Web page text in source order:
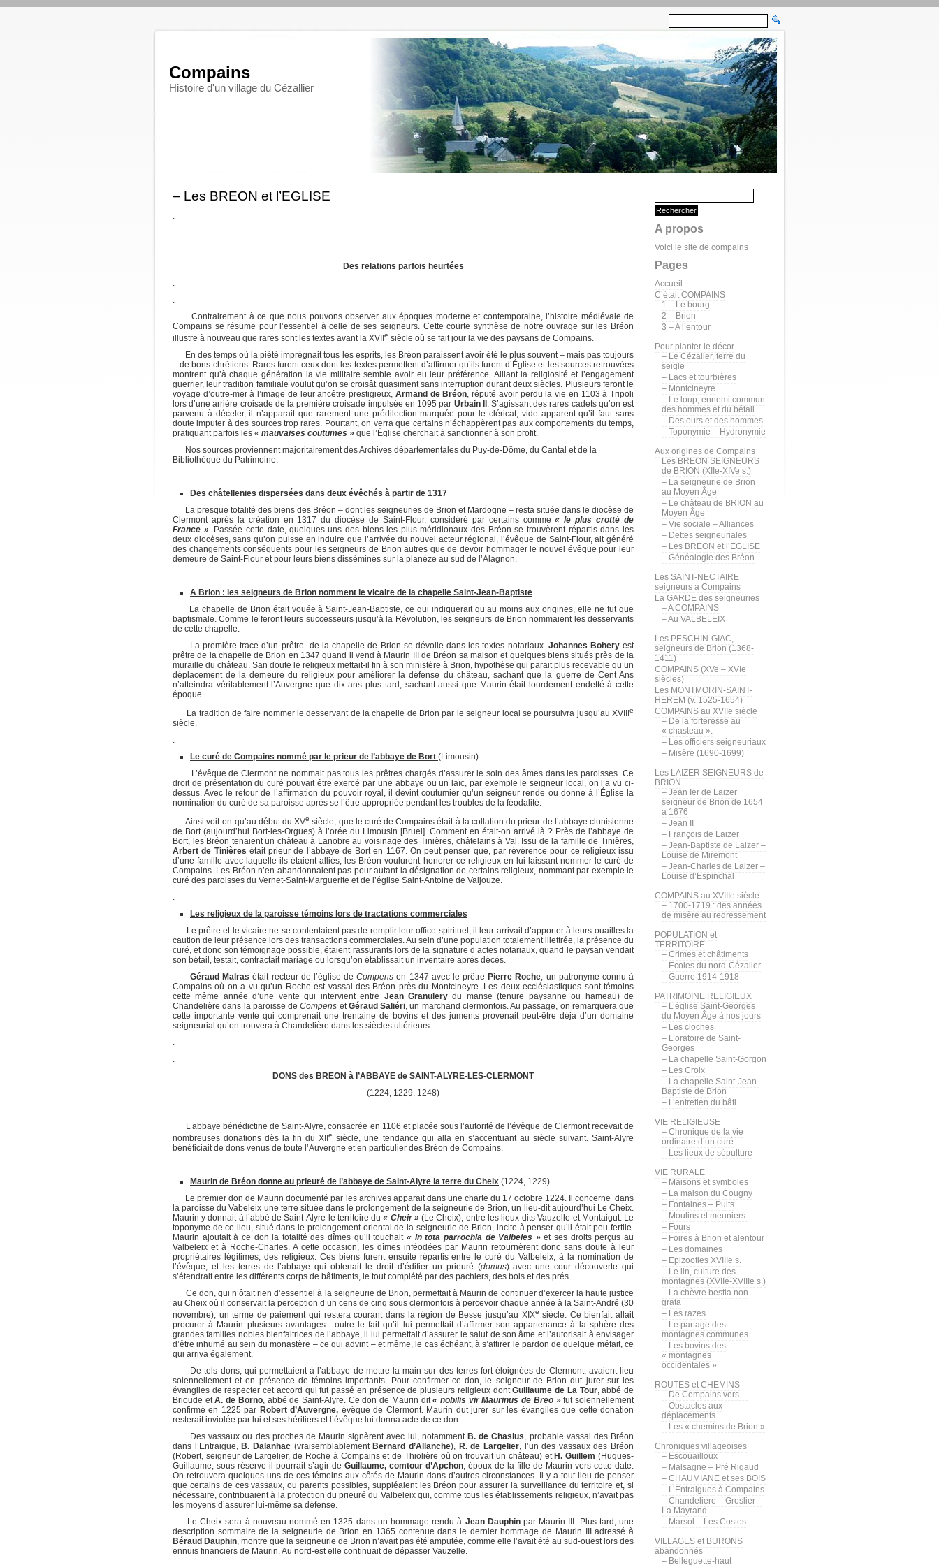
Compains
Histoire d'un village du Cézallier
A propos
Voici le site de compains
Pages
Accueil
C’était COMPAINS
1 – Le bourg
2 – Brion
3 – A l’entour
Pour planter le décor
– Le Cézalier, terre du
seigle
– Lacs et tourbières
– Montcineyre
– Le loup, ennemi commun
des hommes et du bétail
– Des ours et des hommes
– Toponymie – Hydronymie
Aux origines de Compains
Les BREON SEIGNEURS
de BRION (XIIe-XIVe s.)
– La seigneurie de Brion
au Moyen Âge
– Le château de BRION au
Moyen Âge
– Vie sociale – Alliances
– Dettes seigneuriales
– Les BREON et l’EGLISE
– Généalogie des Bréon
Les SAINT-NECTAIRE
seigneurs à Compains
La GARDE des seigneuries
– A COMPAINS
– Au VALBELEIX
Les PESCHIN-GIAC,
seigneurs de Brion (1368-
1411)
COMPAINS (XVe – XVIe
siècles)
Les MONTMORIN-SAINT-
HEREM (v. 1525-1654)
COMPAINS au XVIIe siècle
– De la forteresse au
« chasteau ».
– Les officiers seigneuriaux
– Misère (1690-1699)
Les LAIZER SEIGNEURS de
BRION
– Jean Ier de Laizer
seigneur de Brion de 1654
à 1676
– Jean II
– François de Laizer
– Jean-Baptiste de Laizer –
Louise de Miremont
– Jean-Charles de Laizer –
Louise d’Espinchal
COMPAINS au XVIIIe siècle
– 1700-1719 : des années
de misère au redressement
POPULATION et
TERRITOIRE
– Crimes et châtiments
– Ecoles du nord-Cézalier
– Guerre 1914-1918
PATRIMOINE RELIGIEUX
– L’église Saint-Georges
du Moyen Âge à nos jours
– Les cloches
– L’oratoire de Saint-
Georges
– La chapelle Saint-Gorgon
– Les Croix
– La chapelle Saint-Jean-
Baptiste de Brion
– L’entretien du bâti
VIE RELIGIEUSE
– Chronique de la vie
ordinaire d’un curé
– Les lieux de sépulture
VIE RURALE
– Maisons et symboles
– La maison du Cougny
– Fontaines – Puits
– Moulins et meuniers.
– Fours
– Foires à Brion et alentour
– Les domaines
– Epizooties XVIIIe s.
– Le lin, culture des
montagnes (XVIIe-XVIIIe s.)
– La chèvre bestia non
grata
– Les razes
– Le partage des
montagnes communes
– Les bovins des
« montagnes
occidentales »
ROUTES et CHEMINS
– De Compains vers…
– Obstacles aux
déplacements
– Les « chemins de Brion »
Chroniques villageoises
– Escouailloux
– Malsagne – Pré Rigaud
– CHAUMIANE et ses BOIS
– L’Entraigues à Compains
– Chandelière – Groslier –
La Mayrand
– Marsol – Les Costes
VILLAGES et BURONS
abandonnés
– Belleguette-haut
– Les BREON et l’EGLISE
.
.
.
Des relations parfois heurtées
.
.
Contrairement à ce que nous pouvons observer aux époques moderne et contemporaine, l’histoire médiévale de
Compains se résume pour l’essentiel à celle de ses seigneurs. Cette courte synthèse de notre ouvrage sur les Bréon
illustre à nouveau que rares sont les textes avant la XVII e siècle où se fait jour la vie des paysans de Compains.
En des temps où la piété imprégnait tous les esprits, les Bréon paraissent avoir été le plus souvent – mais pas toujours
– de bons chrétiens. Rares furent ceux dont les textes permettent d’affirmer qu’ils furent d’Église et les sources retrouvées
montrent qu’à chaque génération la vie militaire semble avoir eu leur préférence. Alliant la religiosité et l’engagement
guerrier, leur tradition familiale voulut qu’on se croisât quasiment sans interruption durant deux siècles. Plusieurs feront le
voyage d’outre-mer à l’image de leur ancêtre prestigieux, Armand de Bréon, réputé avoir perdu la vie en 1103 à Tripoli
lors d’une arrière croisade de la première croisade impulsée en 1095 par Urbain II . S’agissant des rares cadets qu’on est
parvenu à déceler, il n’apparait que rarement une prédilection marquée pour le cléricat, vide apparent qu’il faut sans
doute imputer à des sources trop rares. Pourtant, on verra que certains n’échappèrent pas aux comportements du temps,
pratiquant parfois les « mauvaises coutumes » que l’Église cherchait à sanctionner à son profit.
Nos sources proviennent majoritairement des Archives départementales du Puy-de-Dôme, du Cantal et de la
Bibliothèque du Patrimoine.
.
Des châtellenies dispersées dans deux évêchés à partir de 1317
La presque totalité des biens des Bréon – dont les seigneuries de Brion et Mardogne – resta située dans le diocèse de
Clermont après la création en 1317 du diocèse de Saint-Flour, considéré par certains comme « le plus crotté de
France ». Passée cette date, quelques-uns des biens les plus méridionaux des Bréon se trouvèrent répartis dans les
deux diocèses, sans qu’on puisse en induire que l’arrivée du nouvel acteur régional, l’évêque de Saint-Flour, ait généré
des changements conséquents pour les seigneurs de Brion autres que de devoir hommager le nouvel évêque pour leur
demeure de Saint-Flour et pour leurs biens disséminés sur la planèze au sud de l’Alagnon.
.
A Brion : les seigneurs de Brion nomment le vicaire de la chapelle Saint-Jean-Baptiste
La chapelle de Brion était vouée à Saint-Jean-Baptiste, ce qui indiquerait qu’au moins aux origines, elle ne fut que
baptismale. Comme le feront leurs successeurs jusqu’à la Révolution, les seigneurs de Brion nommaient les desservants
de cette chapelle.
La première trace d’un prêtre de la chapelle de Brion se dévoile dans les textes notariaux. Johannes Boheryest
prêtre de la chapelle de Brion en 1347 quand il vend à Maurin III de Bréon sa maison et quelques biens situés près de la
muraille du château. San doute le religieux mettait-il fin à son ministère à Brion, hypothèse qui parait plus recevable qu’un
déplacement de la demeure du religieux pour améliorer la défense du château, sachant que la guerre de Cent Ans
n’atteindra véritablement l’Auvergne que dix ans plus tard, sachant aussi que Maurin était lourdement endetté à cette
époque.
La tradition de faire nommer le desservant de la chapelle de Brion par le seigneur local se poursuivra jusqu’au XVIII
e
siècle.
.
Le curé de Compains nommé par le prieur de l’abbaye de Bort (Limousin)
L’évêque de Clermont ne nommait pas tous les prêtres chargés d’assurer le soin des âmes dans les paroisses. Ce
droit de présentation du curé pouvait être exercé par une abbaye ou un laïc, par exemple le seigneur local, on l’a vu ci-
dessus. Avec le retour de l’affirmation du pouvoir royal, il devint coutumier qu’un seigneur rende ou donne à l’Église la
nomination du curé de sa paroisse après se l’être appropriée pendant les troubles de la féodalité.
Ainsi voit-on qu’au début du XVe siècle, que le curé de Compains était à la collation du prieur de l’abbaye clunisienne
de Bort (aujourd’hui Bort-les-Orgues) à l’orée du Limousin [Bruel]. Comment en était-on arrivé là ? Près de l’abbaye de
Bort, les Bréon tenaient un château à Lanobre au voisinage des Tinières, châtelains à Val. Issu de la famille de Tinières,
Arbert de Tinières était prieur de l’abbaye de Bort en 1167. On peut penser que, par révérence pour ce religieux issu
d’une famille avec laquelle ils étaient alliés, les Bréon voulurent honorer ce religieux en lui laissant nommer le curé de
Compains. Les Bréon n’en abandonnaient pas pour autant la désignation de certains religieux, nommant par exemple le
curé des paroisses du Vernet-Saint-Marguerite et de l’église Saint-Antoine de Valjouze.
.
Les religieux de la paroisse témoins lors de tractations commerciales
Le prêtre et le vicaire ne se contentaient pas de remplir leur office spirituel, il leur arrivait d’apporter à leurs ouailles la
caution de leur présence lors des transactions commerciales. Au sein d’une population totalement illettrée, la présence du
curé, et donc son témoignage possible, étaient rassurants lors de la signature d’actes notariaux, quand le paysan vendait
son bétail, testait, contractait mariage ou lorsqu’on établissait un inventaire après décès.
Géraud Malrasétait recteur de l’église deCompens en 1347 avec le prêtre Pierre Roche, un patronyme connu à
Compains où on a vu qu’un Roche est vassal des Bréon près du Montcineyre. Les deux ecclésiastiques sont témoins
cette même année d’une vente qui intervient entre Jean Granulerydu manse (tenure paysanne ou hameau) de
Chandelière dans la paroisse deCompens etGéraud Saliéri, un marchand clermontois. Au passage, on remarquera que
cette importante vente qui comprenait une trentaine de bovins et des juments provenait peut-être déjà d’un domaine
seigneurial qu’on trouvera à Chandelière dans les siècles ultérieurs.
.
.
DONS des BREON à l’ABBAYE de SAINT-ALYRE-LES-CLERMONT
(1224, 1229, 1248)
.
L’abbaye bénédictine de Saint-Alyre, consacrée en 1106 et placée sous l’autorité de l’évêque de Clermont recevait de
nombreuses donations dès la fin du XIIe siècle, une tendance qui alla en s’accentuant au siècle suivant. Saint-Alyre
bénéficiait de dons venus de toute l’Auvergne et en particulier des Bréon de Compains.
.
Maurin de Bréon donne au prieuré de l’abbaye de Saint-Alyre la terre du Cheix (1224, 1229)
Le premier don de Maurin documenté par les archives apparait dans une charte du 17 octobre 1224. Il concerne dans
la paroisse du Vabeleix une terre située dans le prolongement de la seigneurie de Brion, un lieu-dit aujourd’hui Le Cheix.
Maurin y donnait à l’abbé de Saint-Alyre le territoire du « Cheir »(Le Cheix), entre les lieux-dits Vauzelle et Montaigut. Le
toponyme de ce lieu, situé dans le prolongement oriental de la seigneurie de Brion, incite à penser qu’il était peu fertile.
Maurin ajoutait à ce don la totalité des dîmes qu’il touchait « in tota parrochia de Valbeles »et ses droits perçus au
Valbeleix et à Roche-Charles. A cette occasion, les dîmes inféodées par Maurin retournèrent donc sans doute à leur
propriétaires légitimes, des religieux. Ces biens furent ensuite répartis entre le curé du Valbeleix, à la nomination de
l’évêque, et les terres de l’abbaye qui obtenait le droit d’édifier un prieuré (domus) avec une cour découverte qui
s’étendrait entre les différents corps de bâtiments, le tout complété par des pachiers, des bois et des prés.
Ce don, qui n’ôtait rien d’essentiel à la seigneurie de Brion, permettait à Maurin de continuer d’exercer la haute justice
au Cheix où il conservait la perception d’un cens de cinq sous clermontois à percevoir chaque année à la Saint-André (30
novembre), un terme de paiement qui restera courant dans la région de Besse jusqu’au XIXe siècle. Ce bienfait allait
procurer à Maurin plusieurs avantages : outre le fait qu’il lui permettait d’affirmer son appartenance à la sphère des
grandes familles nobles bienfaitrices de l’abbaye, il lui permettait d’assurer le salut de son âme et l’autorisait à envisager
d’être inhumé au sein du monastère – ce qui advint – et même, le cas échéant, à s’attirer le pardon de quelque méfait, ce
qui arriva également.
De tels dons, qui permettaient à l’abbaye de mettre la main sur des terres fort éloignées de Clermont, avaient lieu
solennellement et en présence de témoins importants. Pour confirmer ce don, le seigneur de Brion dut jurer sur les
évangiles de respecter cet accord qui fut passé en présence de plusieurs religieux dontGuillaume de La Tour, abbé de
Brioude etA. de Borno, abbé de Saint-Alyre. Ce don de Maurin dit« nobilis vir Maurinus de Breo »fut solennellement
confirmé en 1225 par Robert d’Auvergne, évêque de Clermont. Maurin dut jurer sur les évangiles que cette donation
resterait inviolée par lui et ses héritiers et l’évêque lui donna acte de ce don.
Des vassaux ou des proches de Maurin signèrent avec lui, notamment B. de Chaslus, probable vassal des Bréon
dans l’Entraigue, B. Dalanhac(vraisemblablementBernard d’Allanche), R. de Largelier, l’un des vassaux des Bréon
(Robert, seigneur de Largelier, de Roche à Compains et de Thiolière où on trouvait un château) et H. Guillem (Hugues-
Guillaume, sous réserve il pourrait s’agir de Guillaume, comtour d’Apchon, époux de la fille de Maurin vers cette date.
On retrouvera quelques-uns de ces témoins aux côtés de Maurin dans d’autres circonstances. Il y a tout lieu de penser
que certains de ces vassaux, ou parents possibles, suppléaient les Bréon pour assurer la surveillance du territoire et, si
nécessaire, contribuaient à la protection du prieuré du Valbeleix qui, comme tous les établissements religieux, n’avait pas
les moyens d’assurer lui-même sa défense.
Le Cheix sera à nouveau nommé en 1325 dans un hommage rendu à Jean Dauphinpar Maurin III. Plus tard, une
description sommaire de la seigneurie de Brion en 1365 contenue dans le dernier hommage de Maurin III adressé à
Béraud Dauphin, montre que la seigneurie de Brion n’avait pas été amputée, comme elle l’avait été au sud-ouest lors des
ennuis financiers de Maurin. Au nord-est elle continuait de dépasser Vauzelle.